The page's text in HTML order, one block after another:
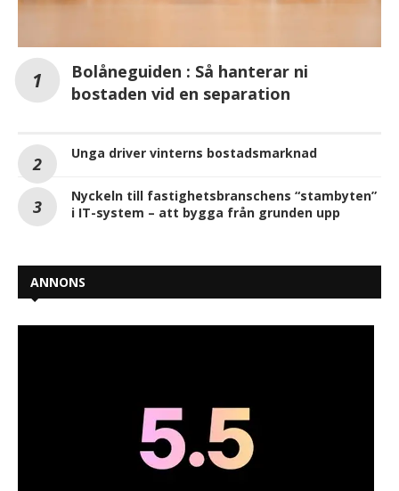
Bolåneguiden : Så hanterar ni
bostaden vid en separation
Unga driver vinterns bostadsmarknad
Nyckeln till fastighetsbranschens “stambyten”
i IT-system – att bygga från grunden upp
ANNONS